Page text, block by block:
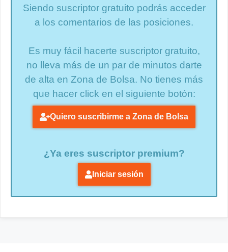
Siendo suscriptor gratuito podrás acceder
a los comentarios de las posiciones.
Es muy fácil hacerte suscriptor gratuito,
no lleva más de un par de minutos darte
de alta en Zona de Bolsa. No tienes más
que hacer click en el siguiente botón:
Quiero suscribirme a Zona de Bolsa
¿Ya eres suscriptor premium?
Iniciar sesión